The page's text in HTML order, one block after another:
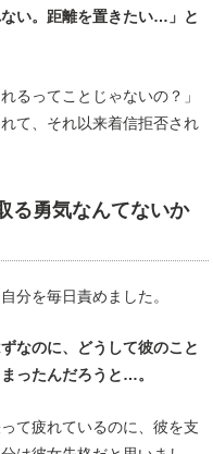
い。距離を置きたい…」と
るってことじゃないの？」
て、それ以来着信拒否され
る勇気なんてないか
分を毎日責めました。
なのに、どうして彼のこと
ったんだろうと…。
て疲れているのに、彼を支